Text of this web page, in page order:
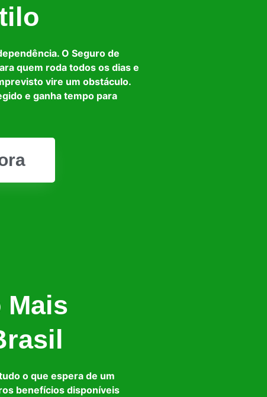
O Seguro de
quem roda todos os dias e
vire um obstáculo.
e ganha tempo para
Mais
o que espera de um
benefícios disponíveis